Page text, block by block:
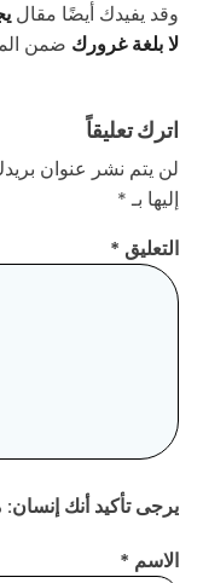
وقد يفيدك أيضًا مقال
لا بلغة غرورك ضمن
اترك تعليقاً
لن يتم نشر عنوان
إليها بـ*
التعليق *
يرجى تأكيد أنك إنسان:
الاسم *